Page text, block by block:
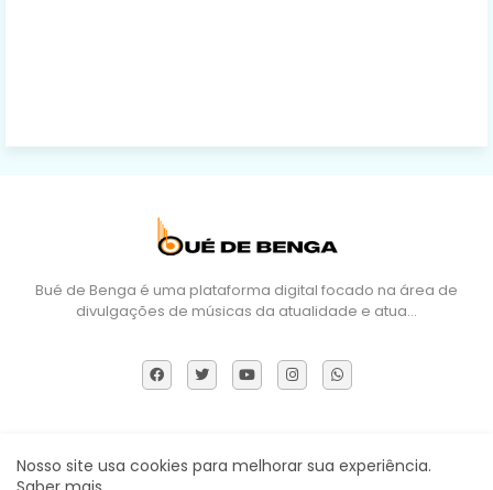
Bué de Benga é uma plataforma digital focado na área de
divulgações de músicas da atualidade e atua…
Sobre Nós DMCA Termos e Políticas Contactos
Nosso site usa cookies para melhorar sua experiência.